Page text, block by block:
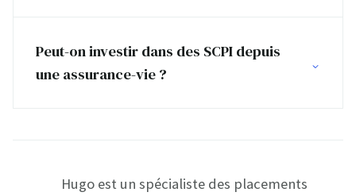
Peut-on investir dans des SCPI depuis
une assurance-vie ?
Hugo est un spécialiste des placements